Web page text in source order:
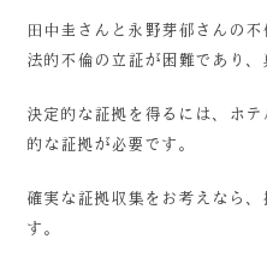
田中圭さんと永野芽郁さんの
法的不倫の立証が困難であり、
決定的な証拠を得るには、ホ
的な証拠が必要です。
確実な証拠収集をお考えなら
す。